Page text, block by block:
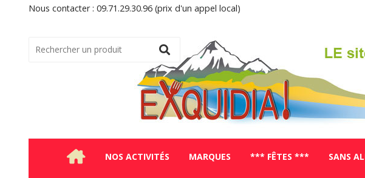
Nous contacter : 09.71.29.30.96 (prix d'un appel local)
NOS ACTIVITÉS MARQUES *** FÊTES *** SANS